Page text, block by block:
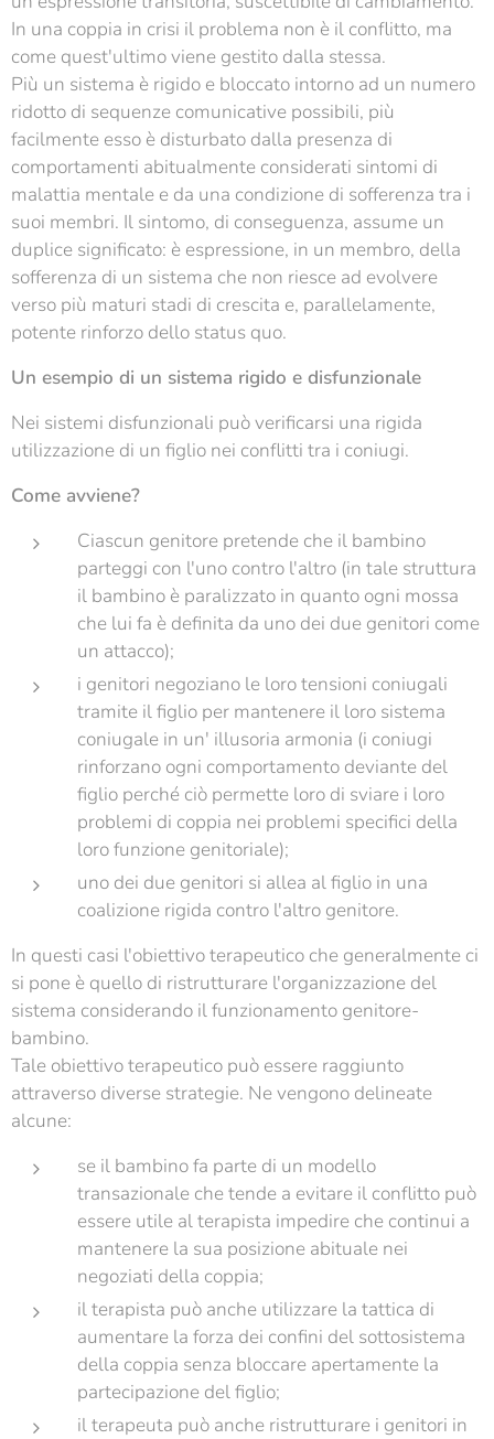
In una coppia in crisi il problema non è il conflitto, ma
come quest'ultimo viene gestito dalla stessa.
Più un sistema è rigido e bloccato intorno ad un numero
ridotto di sequenze comunicative possibili, più
facilmente esso è disturbato dalla presenza di
comportamenti abitualmente considerati sintomi di
malattia mentale e da una condizione di sofferenza tra i
suoi membri. Il sintomo, di conseguenza, assume un
duplice significato: è espressione, in un membro, della
sofferenza di un sistema che non riesce ad evolvere
verso più maturi stadi di crescita e, parallelamente,
potente rinforzo dello status quo.
Un esempio di un sistema rigido e disfunzionale
Nei sistemi disfunzionali può verificarsi una rigida
utilizzazione di un figlio nei conflitti tra i coniugi.
Come avviene?
Ciascun genitore pretende che il bambino
parteggi con l'uno contro l'altro (in tale struttura
il bambino è paralizzato in quanto ogni mossa
che lui fa è definita da uno dei due genitori come
un attacco);
i genitori negoziano le loro tensioni coniugali
tramite il figlio per mantenere il loro sistema
coniugale in un' illusoria armonia (i coniugi
rinforzano ogni comportamento deviante del
figlio perché ciò permette loro di sviare i loro
problemi di coppia nei problemi specifici della
loro funzione genitoriale);
uno dei due genitori si allea al figlio in una
coalizione rigida contro l'altro genitore.
In questi casi l'obiettivo terapeutico che generalmente ci
si pone è quello di ristrutturare l'organizzazione del
sistema considerando il funzionamento genitore-
bambino.
Tale obiettivo terapeutico può essere raggiunto
attraverso diverse strategie. Ne vengono delineate
alcune:
se il bambino fa parte di un modello
transazionale che tende a evitare il conflitto può
essere utile al terapista impedire che continui a
mantenere la sua posizione abituale nei
negoziati della coppia;
il terapista può anche utilizzare la tattica di
aumentare la forza dei confini del sottosistema
della coppia senza bloccare apertamente la
partecipazione del figlio;
il terapeuta può anche ristrutturare i genitori in